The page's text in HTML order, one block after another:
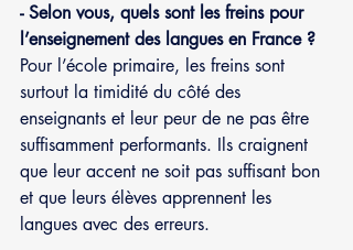
- Selon vous, quels sont les freins pour
l’enseignement des langues en France ?
Pour l’école primaire, les freins sont
surtout la timidité du côté des
enseignants et leur peur de ne pas être
suffisamment performants. Ils craignent
que leur accent ne soit pas suffisant bon
et que leurs élèves apprennent les
langues avec des erreurs.